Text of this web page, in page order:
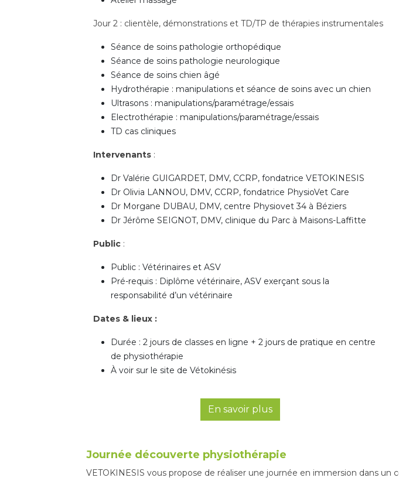
Jour 2 : clientèle, démonstrations et TD/TP de thérapies instrumentales
Séance de soins pathologie orthopédique
Séance de soins pathologie neurologique
Séance de soins chien âgé
Hydrothérapie : manipulations et séance de soins avec un chien
Ultrasons : manipulations/paramétrage/essais
Electrothérapie : manipulations/paramétrage/essais
TD cas cliniques
Intervenants :
Dr Valérie GUIGARDET, DMV, CCRP, fondatrice VETOKINESIS
Dr Olivia LANNOU, DMV, CCRP, fondatrice PhysioVet Care
Dr Morgane DUBAU, DMV, centre Physiovet 34 à Béziers
Dr Jérôme SEIGNOT, DMV, clinique du Parc à Maisons-Laffitte
Public :
Public : Vétérinaires et ASV
Pré-requis : Diplôme vétérinaire, ASV exerçant sous la
responsabilité d’un vétérinaire
Dates & lieux :
Durée : 2 jours de classes en ligne + 2 jours de pratique en centre
de physiothérapie
À voir sur le site de Vétokinésis
En savoir plus
Journée découverte physiothérapie
VETOKINESIS vous propose de réaliser une journée en immersion dans